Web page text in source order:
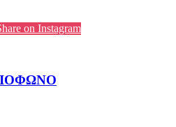
on Instagram